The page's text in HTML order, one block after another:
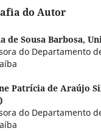
do Autor
de Sousa Barbosa,
do Departamento
Patrícia de Araújo
do Departamento